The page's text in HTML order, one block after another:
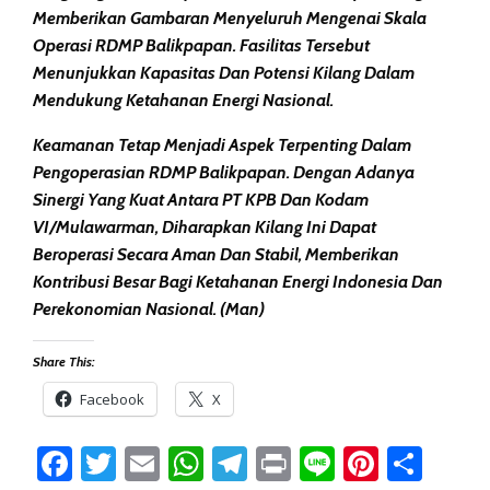
Memberikan Gambaran Menyeluruh Mengenai Skala
Operasi RDMP Balikpapan. Fasilitas Tersebut
Menunjukkan Kapasitas Dan Potensi Kilang Dalam
Mendukung Ketahanan Energi Nasional.
Keamanan Tetap Menjadi Aspek Terpenting Dalam
Pengoperasian RDMP Balikpapan. Dengan Adanya
Sinergi Yang Kuat Antara PT KPB Dan Kodam
VI/Mulawarman, Diharapkan Kilang Ini Dapat
Beroperasi Secara Aman Dan Stabil, Memberikan
Kontribusi Besar Bagi Ketahanan Energi Indonesia Dan
Perekonomian Nasional. (man)
Share This:
Facebook X
Facebook
Twitter
EmailWhatsApp
Telegram
PrintLine